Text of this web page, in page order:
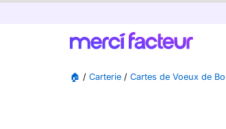
🏠 / Carterie / Cartes de Voeux de